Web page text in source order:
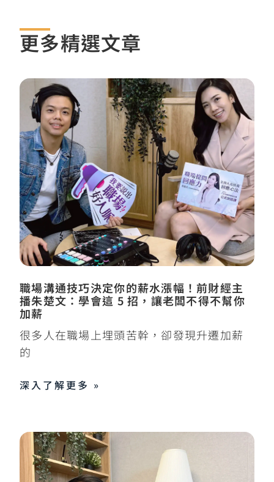
更多精選文章
職場溝通技巧決定你的薪水漲幅！前財經主
播朱楚文：學會這 5 招，讓老闆不得不幫你
加薪
很多人在職場上埋頭苦幹，卻發現升遷加薪
的
深入了解更多 »